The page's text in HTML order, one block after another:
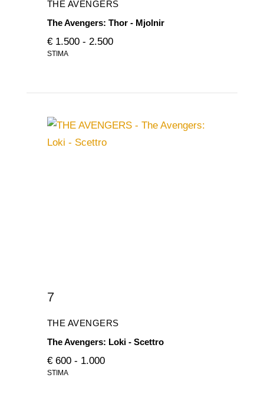
THE AVENGERS
The Avengers: Thor - Mjolnir
€ 1.500 - 2.500
STIMA
7
THE AVENGERS
The Avengers: Loki - Scettro
€ 600 - 1.000
STIMA